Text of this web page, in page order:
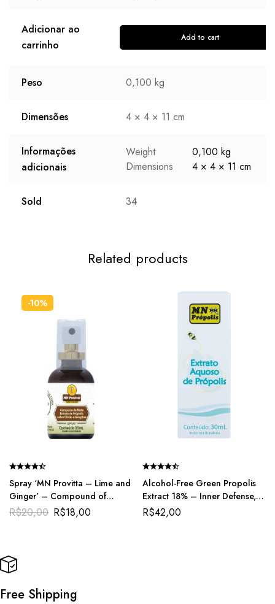
Adicionar ao
carrinho
Add to cart
Peso 0,100 kg
Dimensões 4 × 4 × 11 cm
Informações
adicionais
Weight
0,100 kg
Dimensions
4 × 4 × 11 cm
Sold 34
Related products
-10%
Spray ‘MN Provitta – Lime and
Ginger’ – Compound of
Honey and Green Propolis
Extract for Natural Throat
R$20,00 R$18,00
Alcohol-Free Green Propolis
Extract 18% – Inner Defense,
Outer Care
R$42,00
Free Shipping